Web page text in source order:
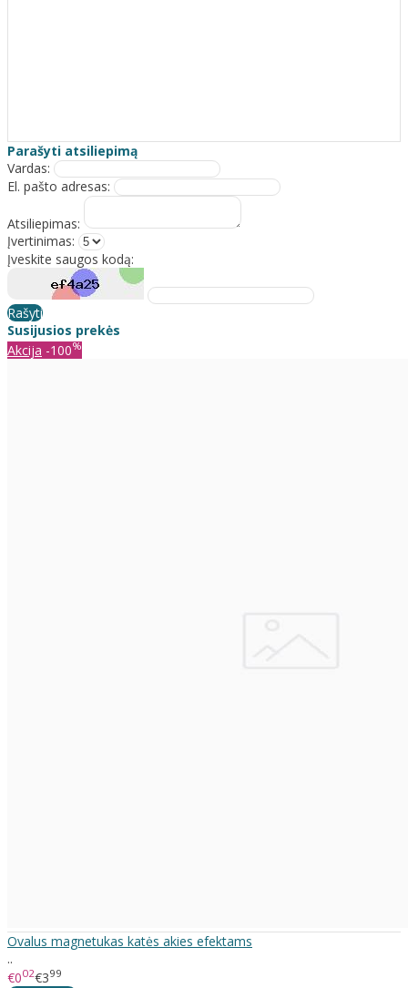
Parašyti atsiliepimą
Vardas:
El. pašto adresas:
Atsiliepimas:
Įvertinimas:
Įveskite saugos kodą:
Rašyti
Susijusios prekės
Akcija -100%
Ovalus magnetukas katės akies efektams
..
€002€399